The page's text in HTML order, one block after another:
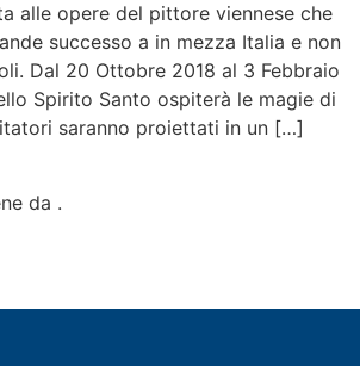
alle opere del pittore viennese che
successo a in mezza Italia e non
Dal 20 Ottobre 2018 al 3 Febbraio
Spirito Santo ospiterà le magie di
saranno proiettati in un […]
da .